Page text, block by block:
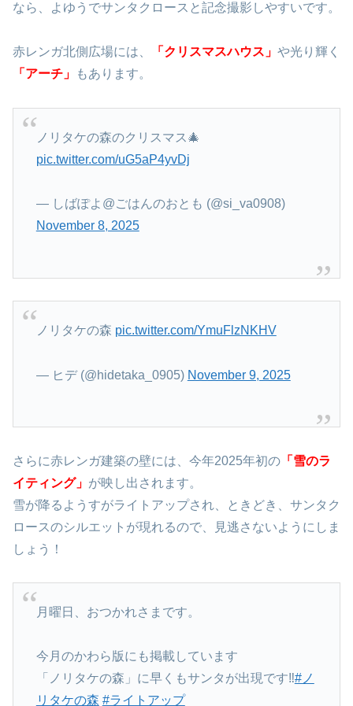
なら、よゆうでサンタクロースと記念撮影しやすいです。
赤レンガ北側広場には、 「クリスマスハウス」 や光り輝く
「アーチ」
もあります。
ノリタケの森のクリスマス🎄
pic.twitter.com/uG5aP4yvDj
— しばぽよ@ごはんのおとも (@si_va0908)
November 8, 2025
ノリタケの森 pic.twitter.com/YmuFlzNKHV
— ヒデ (@hidetaka_0905) November 9, 2025
さらに赤レンガ建築の壁には、今年2025年初の 「雪のラ
イティング」 が映し出されます。
雪が降るようすがライトアップされ、ときどき、サンタク
ロースのシルエットが現れるので、見逃さないようにしま
しょう！
月曜日、おつかれさまです。
今月のかわら版にも掲載しています
「ノリタケの森」に早くもサンタが出現です‼️#ノ
リタケの森 #ライトアップ